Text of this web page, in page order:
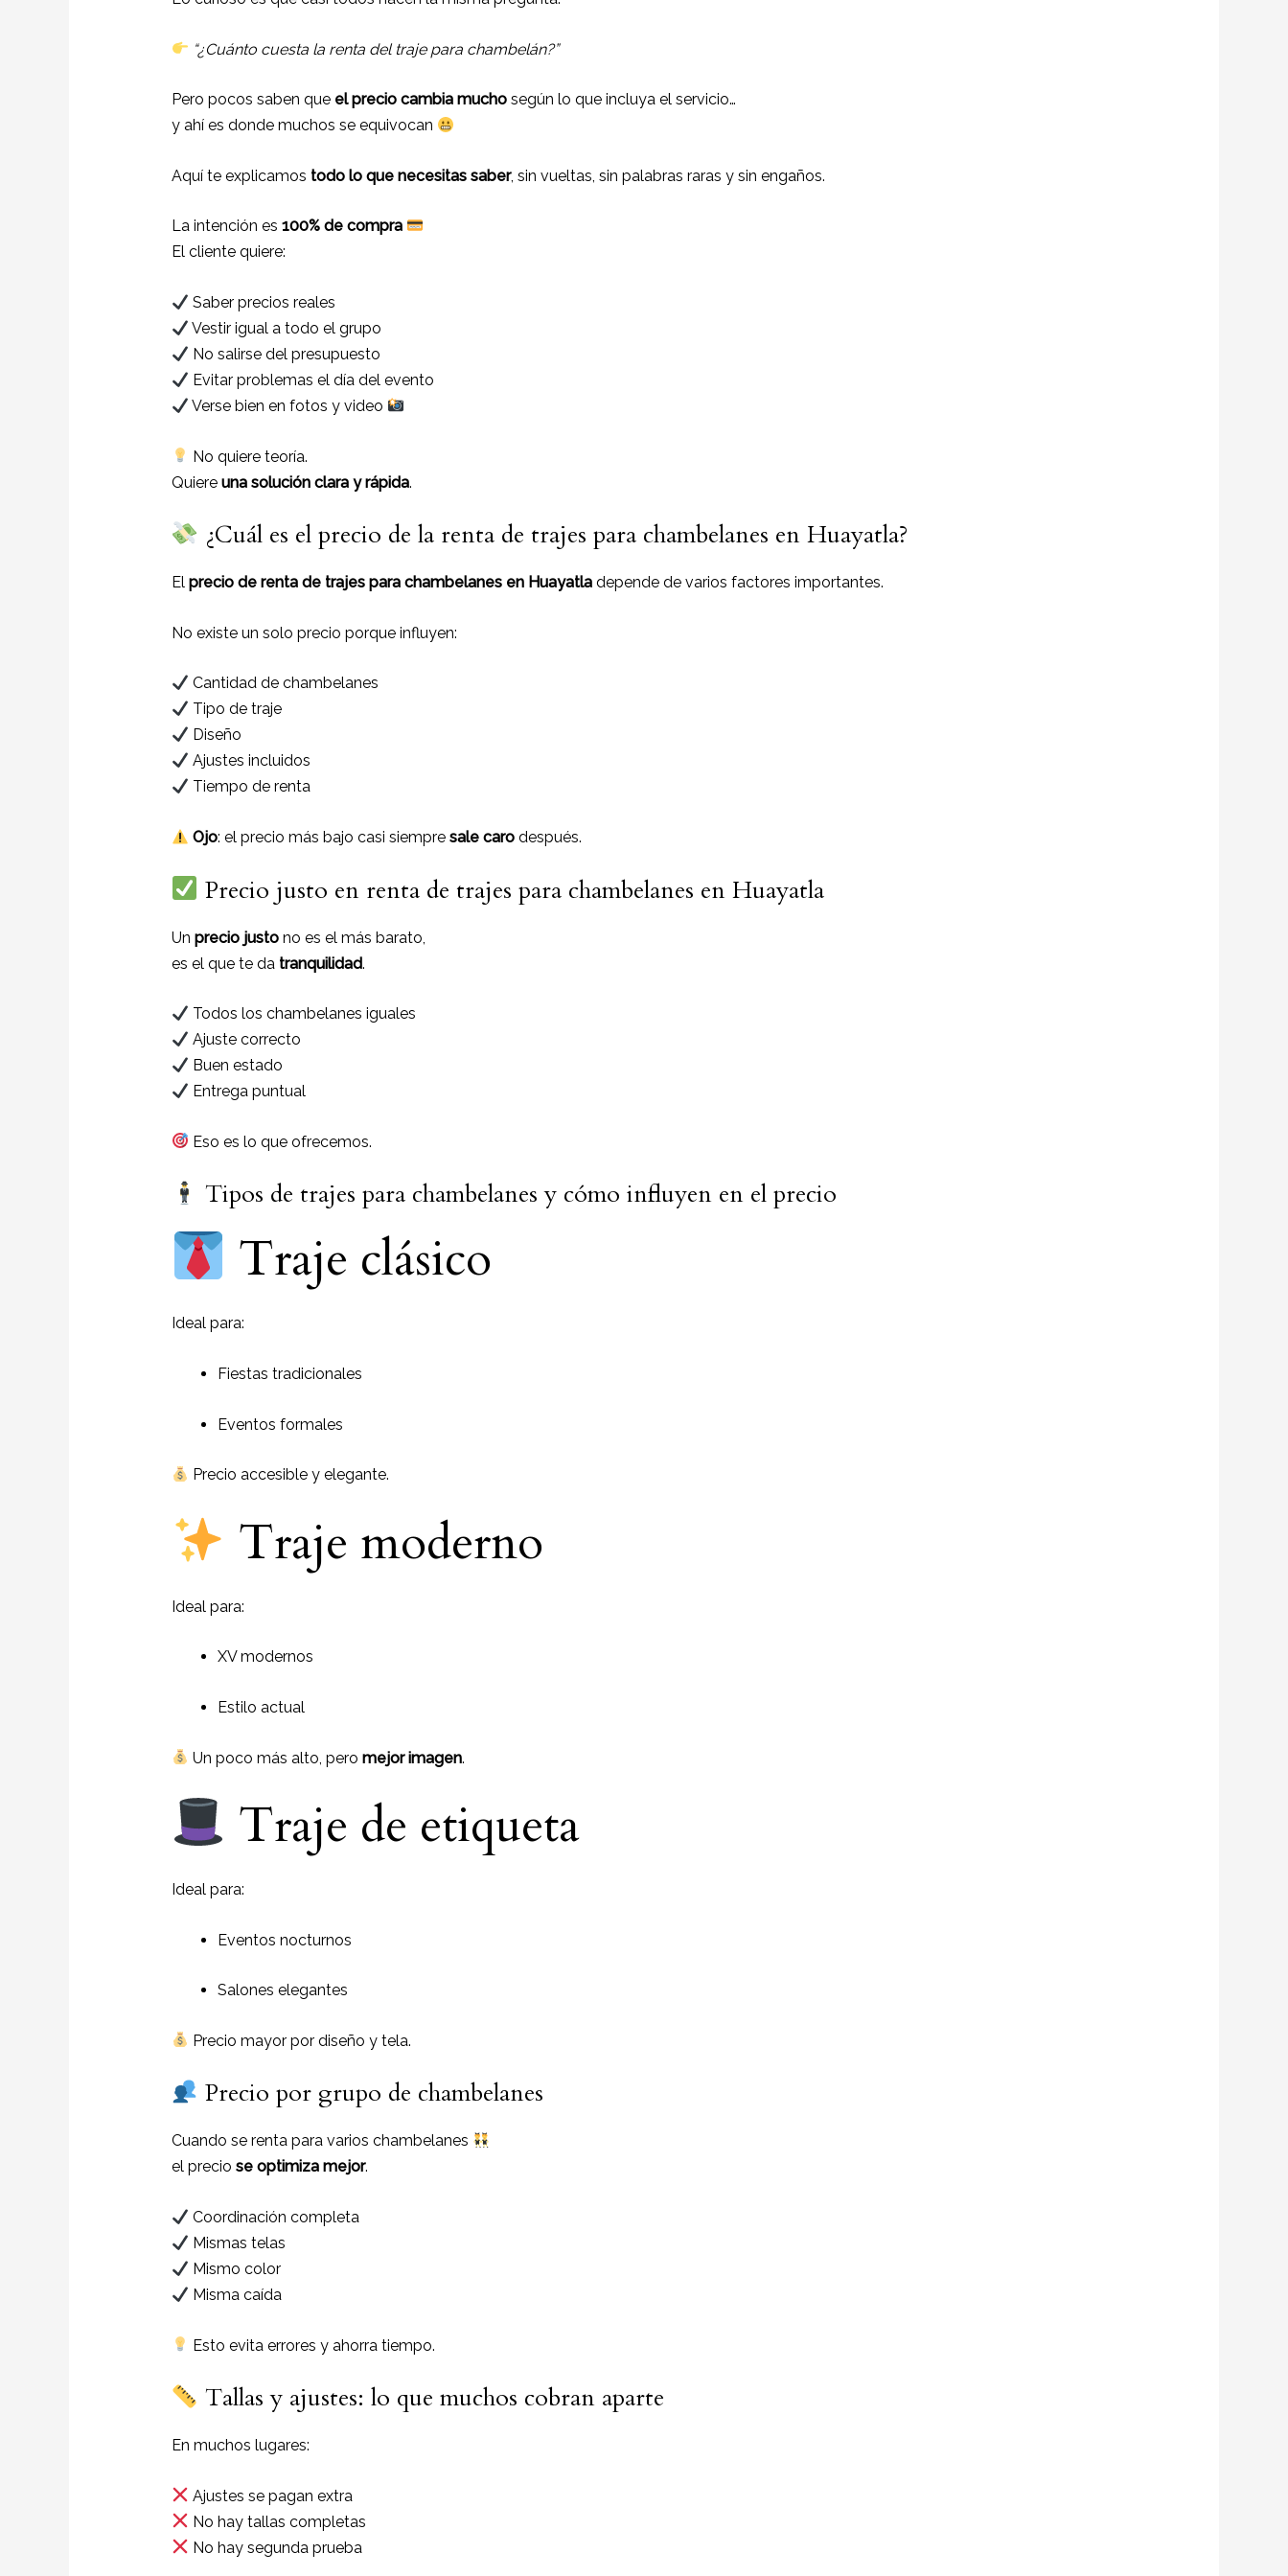
“¿Cuánto cuesta la renta del traje para chambelán?”
Pero pocos saben que el precio cambia muchosegún lo que incluya el servicio…
y ahí es donde muchos se equivocan
Aquí te explicamos todo lo que necesitas saber, sin vueltas, sin palabras raras y sin engaños.
La intención es 100% de compra
El cliente quiere:
Saber precios reales
Vestir igual a todo el grupo
No salirse del presupuesto
Evitar problemas el día del evento
Verse bien en fotos y video
No quiere teoría.
Quiere una solución clara y rápida.
¿Cuál es el precio de la renta de trajes para chambelanes en Huayatla?
El precio de renta de trajes para chambelanes en Huayatladepende de varios factores importantes.
No existe un solo precio porque influyen:
Cantidad de chambelanes
Tipo de traje
Diseño
Ajustes incluidos
Tiempo de renta
Ojo: el precio más bajo casi siempre sale carodespués.
Precio justo en renta de trajes para chambelanes en Huayatla
Un precio justono es el más barato,
es el que te da tranquilidad.
Todos los chambelanes iguales
Ajuste correcto
Buen estado
Entrega puntual
Eso es lo que ofrecemos.
Tipos de trajes para chambelanes y cómo influyen en el precio
Traje clásico
Ideal para:
Fiestas tradicionales
Eventos formales
Precio accesible y elegante.
Traje moderno
Ideal para:
XV modernos
Estilo actual
Un poco más alto, pero mejor imagen.
Traje de etiqueta
Ideal para:
Eventos nocturnos
Salones elegantes
Precio mayor por diseño y tela.
Precio por grupo de chambelanes
Cuando se renta para varios chambelanes
el precio se optimiza mejor.
Coordinación completa
Mismas telas
Mismo color
Misma caída
Esto evita errores y ahorra tiempo.
Tallas y ajustes: lo que muchos cobran aparte
En muchos lugares:
Ajustes se pagan extra
No hay tallas completas
No hay segunda prueba